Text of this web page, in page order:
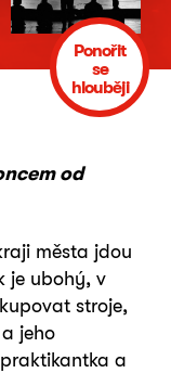
Ponořit
se
hlouběji
od
města jdou
je ubohý, v
stroje,
jeho
a